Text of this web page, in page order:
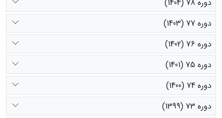
دوره 78 (1404)
دوره 77 (1403)
دوره 76 (1402)
دوره 75 (1401)
دوره 74 (1400)
دوره 73 (1399)